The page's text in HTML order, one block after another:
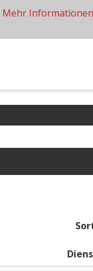
Mehr Informationen